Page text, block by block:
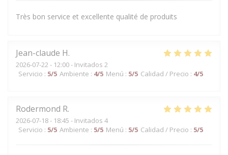
Très bon service et excellente qualité de produits
Jean-claude H
2026-07-22 - 12:00 - Invitados 2
Servicio : 5/5 Ambiente : 4/5 Menú : 5/5 Calidad / Precio : 4/5
Rodermond R
2026-07-18- 18:45 - Invitados 4
Servicio : 5/5 Ambiente : 5/5 Menú : 5/5 Calidad / Precio : 5/5